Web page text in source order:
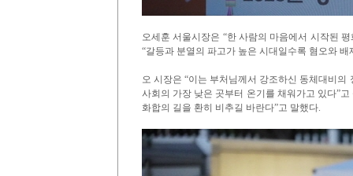
오세훈 서울시장은 “한 사람의 마음에서 시작된
“갈등과 분열의 파고가 높은 시대일수록 혐오와
오 시장은 “이는 부처님께서 강조하신 동체대비의
사회의 가장 낮은 곳부터 온기를 채워가고 있다”
화합의 길을 환히 비추길 바란다”고 말했다.